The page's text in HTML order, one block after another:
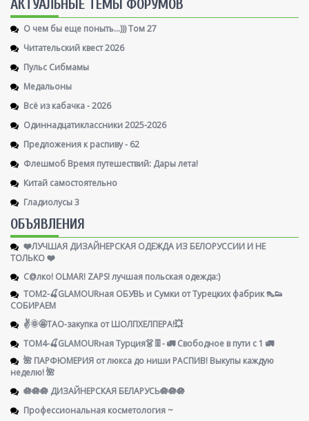
AКТУАЛЬНЫЕ ТЕМЫ ФОРУМОВ
О чем бы еще поныть...))) Том 27
Читательский квест 2026
Пульс Сибмамы
Медальоны
Всё из кабачка - 2026
Одиннадцатиклассники 2025-2026
Предложения к распиву - 62
Флешмоб Время путешествий: Дары лета!
Китай самостоятельно
Гладиолусы 3
ОБЪЯВЛЕНИЯ
❤️ЛУЧШАЯ ДИЗАЙНЕРСКАЯ ОДЕЖДА ИЗ БЕЛОРУССИИ И НЕ
ТОЛЬКО ❤️
С@лко! OLMAR! ZAPS! лучшая польская одежда:)
ТОМ2-🍒GLAMOURная ОБУВЬ и Сумки от Турецких фабрик 👠👟
СОБИРАЕМ
✌️🌞🤩ТАО-закупка от ШОЛПХЕЛПЕРА!💥
ТОМ4-🍒GLAMOURная Турция👗👖- 🚛 Свободное в пути с 1 🚛
🌺 ПАРФЮМЕРИЯ от люкса до ниши РАСПИВ! Выкупы каждую
неделю! 🌺
🪷🪷🪷 ДИЗАЙНЕРСКАЯ БЕЛАРУСЬ🪷🪷🪷
Профессиональная косметология ~